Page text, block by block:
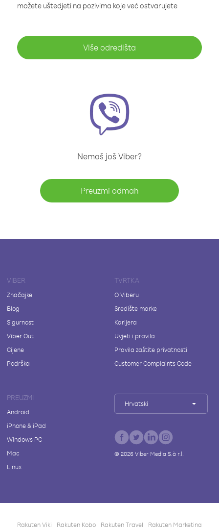
možete uštedjeti na pozivima koje već ostvarujete
Više odredišta
Nemaš još Viber?
Preuzmi odmah
VIBER
Značajke
Blog
Sigurnost
Viber Out
Cijene
Podrška
TVRTKA
O Viberu
Središte marke
Karijera
Uvjeti i pravila
Pravila zaštite privatnosti
Customer Complaints Code
PREUZMI
Android
iPhone & iPad
Windows PC
Mac
Linux
Hrvatski
© 2026Viber Media S.à r.l.
Rakuten Viki Rakuten Kobo Rakuten Travel Rakuten Marketing